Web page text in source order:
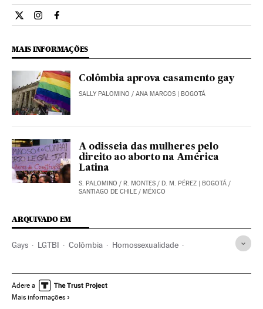
Internacional El País Brasil en Twitter
Internacional El País Brasil en Instagram
Internacional El País Brasil en Facebook
MAIS INFORMAÇÕES
Colômbia aprova casamento gay
SALLY PALOMINO / ANA MARCOS | BOGOTÁ
A odisseia das mulheres pelo
direito ao aborto na América
Latina
S. PALOMINO / R. MONTES / D. M. PÉREZ | BOGOTÁ /
SANTIAGO DE CHILE / MÉXICO
ARQUIVADO EM
Gays LGTBI Colômbia Homossexualidade
América do Sul América Latina
Orientação sexual
Adere a
Mais informações